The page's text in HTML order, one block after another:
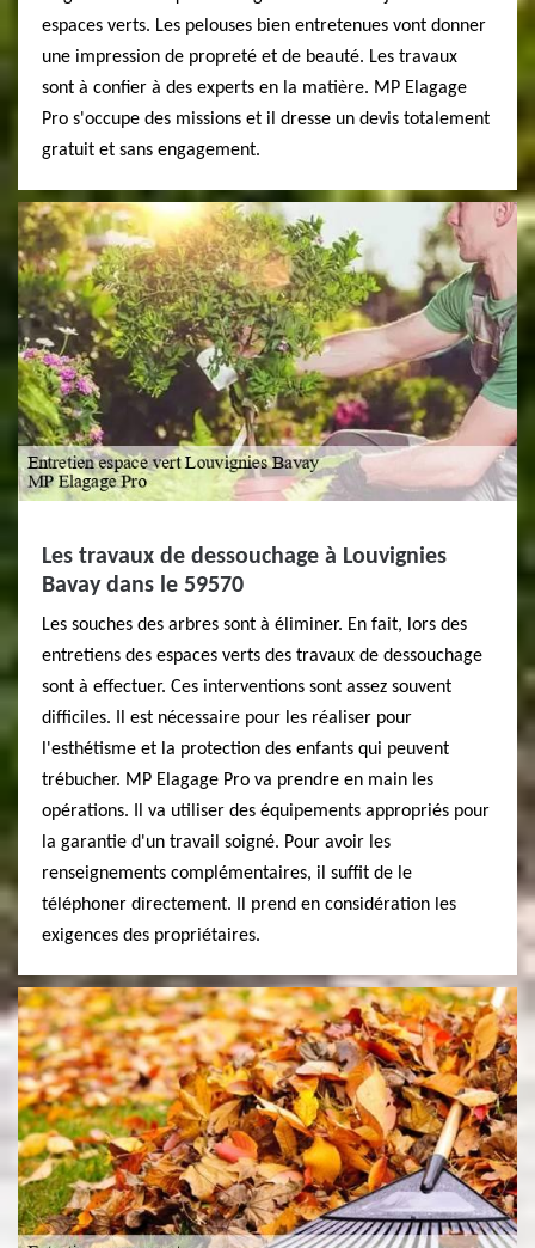
espaces verts. Les pelouses bien entretenues vont donner
une impression de propreté et de beauté. Les travaux
sont à confier à des experts en la matière. MP Elagage
Pro s'occupe des missions et il dresse un devis totalement
gratuit et sans engagement.
Les travaux de dessouchage à Louvignies
Bavay dans le 59570
Les souches des arbres sont à éliminer. En fait, lors des
entretiens des espaces verts des travaux de dessouchage
sont à effectuer. Ces interventions sont assez souvent
difficiles. Il est nécessaire pour les réaliser pour
l'esthétisme et la protection des enfants qui peuvent
trébucher. MP Elagage Pro va prendre en main les
opérations. Il va utiliser des équipements appropriés pour
la garantie d'un travail soigné. Pour avoir les
renseignements complémentaires, il suffit de le
téléphoner directement. Il prend en considération les
exigences des propriétaires.